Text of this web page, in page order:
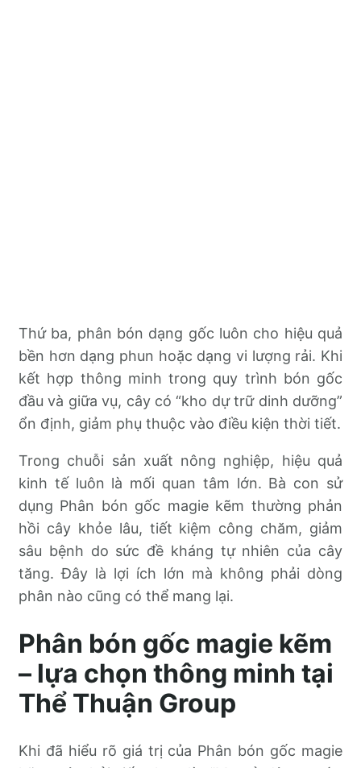
Thứ ba, phân bón dạng gốc luôn cho hiệu quả
bền hơn dạng phun hoặc dạng vi lượng rải. Khi
kết hợp thông minh trong quy trình bón gốc
đầu và giữa vụ, cây có “kho dự trữ dinh dưỡng”
ổn định, giảm phụ thuộc vào điều kiện thời tiết.
Trong chuỗi sản xuất nông nghiệp, hiệu quả
kinh tế luôn là mối quan tâm lớn. Bà con sử
dụng Phân bón gốc magie kẽm thường phản
hồi cây khỏe lâu, tiết kiệm công chăm, giảm
sâu bệnh do sức đề kháng tự nhiên của cây
tăng. Đây là lợi ích lớn mà không phải dòng
phân nào cũng có thể mang lại.
Phân bón gốc magie kẽm
– lựa chọn thông minh tại
Thể Thuận Group
Khi đã hiểu rõ giá trị của Phân bón gốc magie